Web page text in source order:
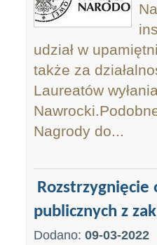
udział w
także za
Laureatów
Nagrody do...
publicznych z
Dodano: 09-03-2022